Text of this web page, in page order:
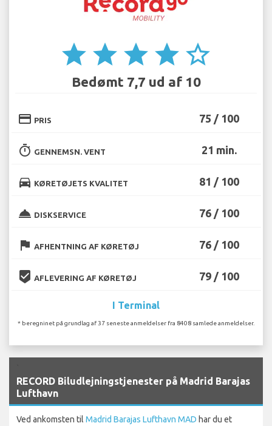
star star star star star_border
Bedømt 7,7 ud af 10
credit_card PRIS 75 / 100
timer GENNEMSN. VENT 21 min.
directions_car KØRETØJETS KVALITET 81 / 100
room_service DISKSERVICE 76 / 100
flag AFHENTNING AF KØRETØJ 76 / 100
beenhere AFLEVERING AF KØRETØJ 79 / 100
I Terminal
* beregninet på grundlag af 37 seneste anmeldelser fra 8408 samlede anmeldelser.
RECORD Biludlejningstjenester på Madrid Barajas
Lufthavn
Ved ankomsten til Madrid Barajas Lufthavn MAD har du et